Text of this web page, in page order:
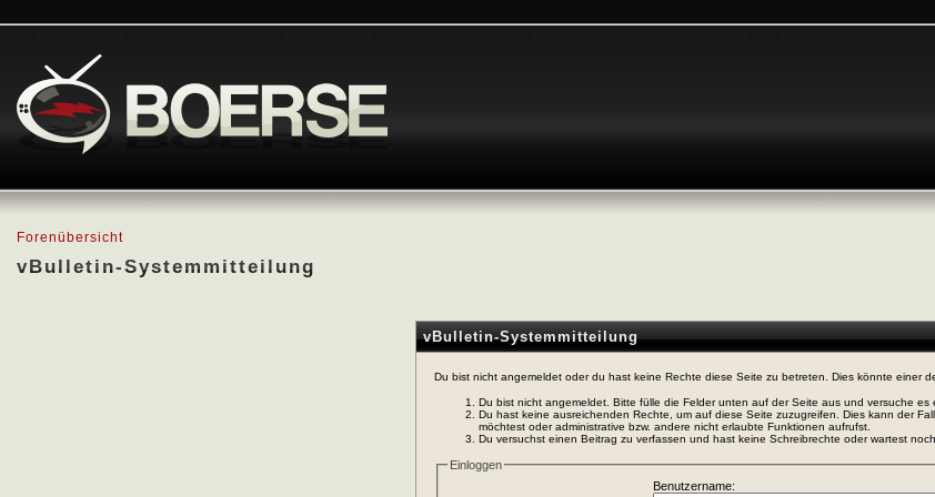
Forenübersicht
vBulletin-Systemmitteilung
vBulletin-Systemmitteilung
Du bist nicht angemeldet oder du hast keine Rechte diese Seite zu betreten. Dies könnte einer
Du bist nicht angemeldet. Bitte fülle die Felder unten auf der Seite aus und versuche es
Du hast keine ausreichenden Rechte, um auf diese Seite zuzugreifen. Dies kann der
möchtest oder administrative bzw. andere nicht erlaubte Funktionen aufrufst.
Du versuchst einen Beitrag zu verfassen und hast keine Schreibrechte oder wartest
Einloggen
Benutzername: